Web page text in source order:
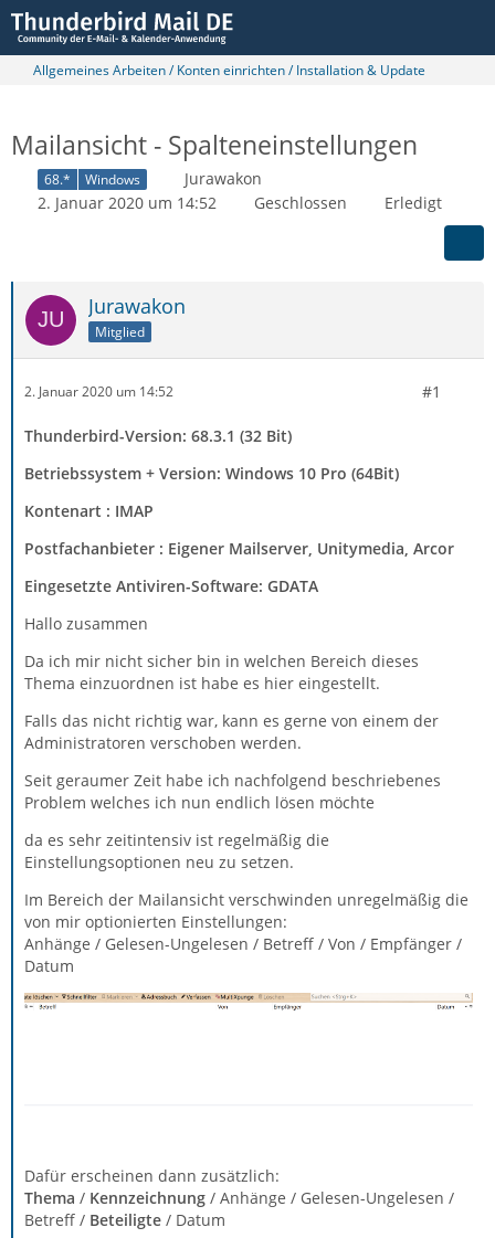
Allgemeines Arbeiten / Konten einrichten / Installation & Update
Mailansicht - Spalteneinstellungen
68.* Windows
Jurawakon
2. Januar 2020 um 14:52
Geschlossen Erledigt
Jurawakon
Mitglied
2. Januar 2020 um 14:52 #1
Thunderbird-Version: 68.3.1 (32 Bit)
Betriebssystem + Version: Windows 10 Pro (64Bit)
Kontenart : IMAP
Postfachanbieter : Eigener Mailserver, Unitymedia, Arcor
Eingesetzte Antiviren-Software: GDATA
Hallo zusammen
Da ich mir nicht sicher bin in welchen Bereich dieses
Thema einzuordnen ist habe es hier eingestellt.
Falls das nicht richtig war, kann es gerne von einem der
Administratoren verschoben werden.
Seit geraumer Zeit habe ich nachfolgend beschriebenes
Problem welches ich nun endlich lösen möchte
da es sehr zeitintensiv ist regelmäßig die
Einstellungsoptionen neu zu setzen.
Im Bereich der Mailansicht verschwinden unregelmäßig die
von mir optionierten Einstellungen:
Anhänge / Gelesen-Ungelesen / Betreff / Von / Empfänger /
Datum
Dafür erscheinen dann zusätzlich:
Thema / Kennzeichnung / Anhänge / Gelesen-Ungelesen /
Betreff / Beteiligte / Datum